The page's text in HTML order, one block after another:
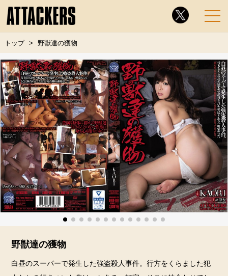
トップ 野獣達の獲物
野獣達の獲物
白昼のスーパーで発生した強盗殺人事件。行方をくらました犯